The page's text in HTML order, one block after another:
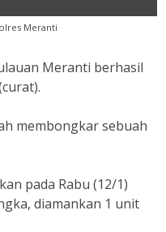
Meranti
Meranti berhasil
membongkar sebuah
pada Rabu (12/1)
diamankan 1 unit